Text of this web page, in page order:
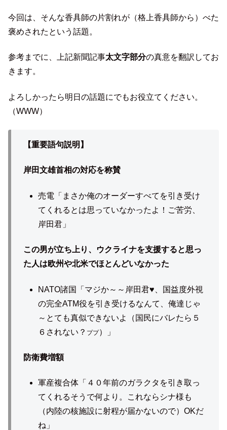
今回は、そんな香具師の片割れが（格上香具師から）べた
褒めされたという話題。
参考までに、上記新聞記事太文字部分の真意を翻訳してお
きます。
よろしかったら明日の話題にでもお役立てください。
（WWW）
【重要語句説明】
岸田文雄首相の対応を称賛
売電「まさか俺のオーダーすべてを引き受け
てくれるとは思っていなかったよ！ご苦労、
岸田君」
この男が立ち上り、ウクライナを支援すると思っ
た人は欧州や北米でほとんどいなかった
NATO諸国「マジか～～岸田君♥、国益度外視
の完全ATM役を引き受けるなんて、俺達じゃ
～とても真似できないよ（国民にバレたら５
６されない？ ププ）」
防衛費増額
軍産複合体「４０年前のガラクタを引き取っ
てくれるそうで何より。これならシナ様も
（内陸の核施設に射程が届かないので）OKだ
ね」